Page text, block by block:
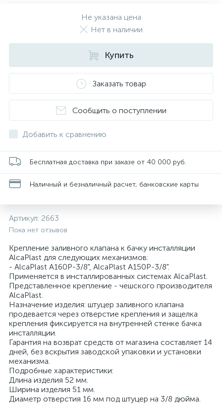
Не указана цена
Нет в наличии
Купить
Заказать товар
Сообщить о поступлении
Добавить к сравнению
Бесплатная доставка при заказе от 40 000 руб.
Наличный и безналичный расчет, банковские карты
Артикул: 2663
Пока нет отзывов
Крепление заливного клапана к бачку инсталляции
AlcaPlast для следующих механизмов:
- AlcaPlast A160P-3/8", AlcaPlast A150P-3/8".
Применяется в инсталлированных системах AlcaPlast.
Представленное крепление - чешского производителя
AlcaPlast.
Назначение изделия: штуцер заливного клапана
продевается через отверстие крепления и защелка
крепления фиксируется на внутренней стенке бачка
инсталляции.
Гарантия на возврат средств от магазина составляет 14
дней, без вскрытия заводской упаковки и установки
механизма.
Подробные характеристики:
Длина изделия 52 мм.
Ширина изделия 51 мм.
Диаметр отверстия 16 мм под штуцер на 3/8 дюйма.